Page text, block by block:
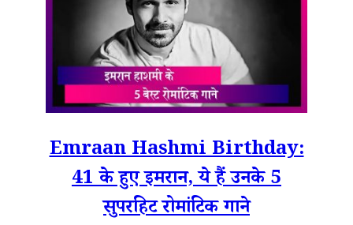
Emraan Hashmi Birthday:
41 के हुए इमरान, ये हैं उनके 5
सुपरहिट रोमांटिक गाने